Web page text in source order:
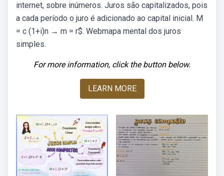
internet, sobre inúmeros. Juros são capitalizados, pois
a cada período o juro é adicionado ao capital inicial. M
= c (1+i)n → m = r$. Webmapa mental dos juros
simples.
For more information, click the button below.
LEARN MORE